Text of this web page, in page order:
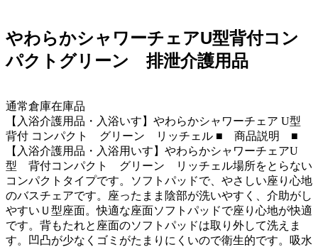
やわらかシャワーチェアU型背付コン
パクトグリーン 排泄介護用品
通常倉庫在庫品
【入浴介護用品・入浴いす】やわらかシャワーチェア U型
背付 コンパクト グリーン リッチェル ■ 商品説明 ■
【入浴介護用品・入浴用いす】やわらかシャワーチェアU
型 背付コンパクト グリーン リッチェル場所をとらない
コンパクトタイプです。ソフトパッドで、やさしい座り心地
のバスチェアです。座ったまま陰部が洗いやすく、介助がし
やすいＵ型座面。快適な座面ソフトパッドで座り心地が快適
です。背もたれと座面のソフトパッドは取り外して洗えま
す。凹凸が少なくゴミがたまりにくいので衛生的です。吸水